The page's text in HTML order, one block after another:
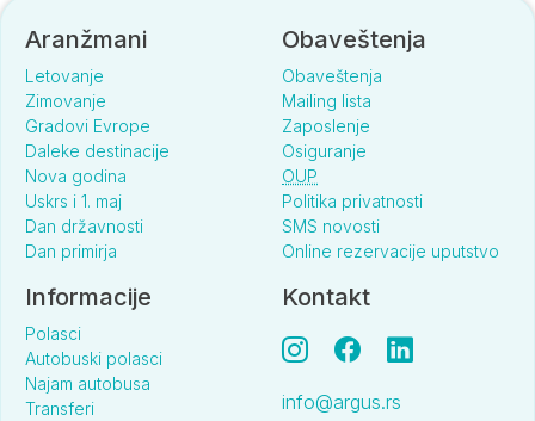
Aranžmani
Letovanje
Zimovanje
Gradovi Evrope
Daleke destinacije
Nova godina
Uskrs i 1. maj
Dan državnosti
Dan primirja
Obaveštenja
Obaveštenja
Mailing lista
Zaposlenje
Osiguranje
OUP
Politika privatnosti
SMS novosti
Online rezervacije uputstvo
Informacije
Polasci
Autobuski polasci
Najam autobusa
Transferi
Kontakt
info@argus.rs